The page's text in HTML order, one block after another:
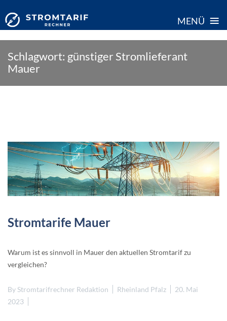
MENÜ ≡
content
Schlagwort: günstiger Stromlieferant
Mauer
Stromtarife Mauer
Warum ist es sinnvoll in Mauer den aktuellen Stromtarif zu
vergleichen?
By Stromtarifrechner Redaktion Rheinland Pfalz
20. Mai
2023